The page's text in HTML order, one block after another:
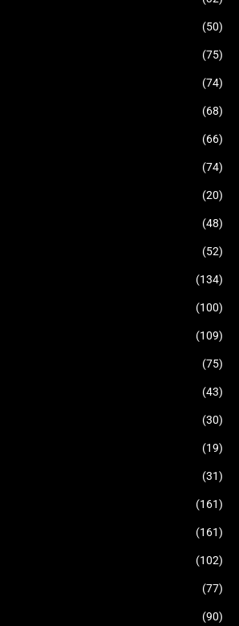
(50)
(75)
(74)
(68)
(66)
(74)
(20)
(48)
(52)
(134)
(100)
(109)
(75)
(43)
(30)
(19)
(31)
(161)
(161)
(102)
(77)
(90)